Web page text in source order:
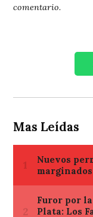
comentario.
Mas Leídas